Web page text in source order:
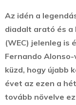
Az idén a
diadalt arató és a
(WEC) jelenleg is
Fernando
küzd, hogy újabb
évet az ezen a
tovább növelve